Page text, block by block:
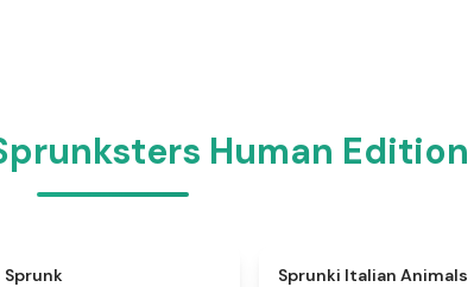
Human Edition
Sprunk ★
Sprunki Italian Animals